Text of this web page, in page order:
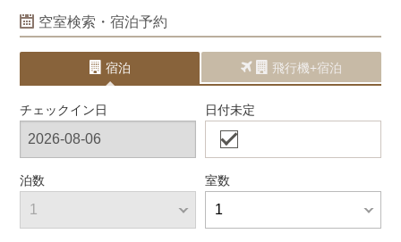
空室検索・宿泊予約
宿泊 飛行機+宿泊
チェックイン日 日付未定
泊数 室数